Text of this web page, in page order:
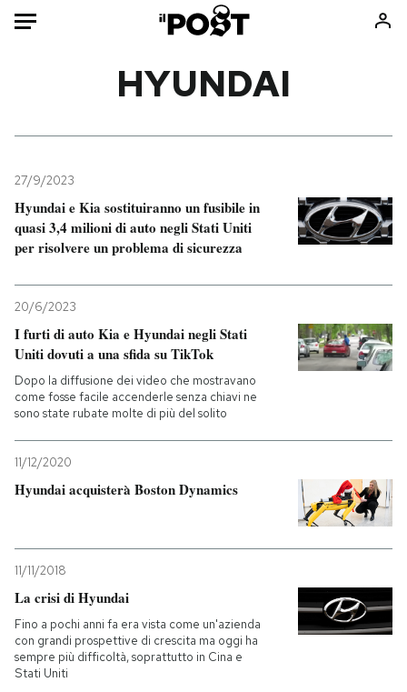
Mondo
Politica
Tecnologia
Internet
Scienza
Cultura
Economia
Sport
Consumismi
Storie/Idee
Ok Boomer!
Media
Altrecose
Mondiali calcio 2026
PODCAST
I MIEI PREFERITI
SHOP
CALENDARIO
HYUNDAI
27/9/2023
Hyundai e Kia sostituiranno un fusibile in
quasi 3,4 milioni di auto negli Stati Uniti
per risolvere un problema di sicurezza
20/6/2023
I furti di auto Kia e Hyundai negli Stati
Uniti dovuti a una sfida su TikTok
Dopo la diffusione dei video che mostravano
come fosse facile accenderle senza chiavi ne
sono state rubate molte di più del solito
11/12/2020
Hyundai acquisterà Boston Dynamics
11/11/2018
La crisi di Hyundai
Fino a pochi anni fa era vista come un'azienda
con grandi prospettive di crescita ma oggi ha
sempre più difficoltà, soprattutto in Cina e
Stati Uniti